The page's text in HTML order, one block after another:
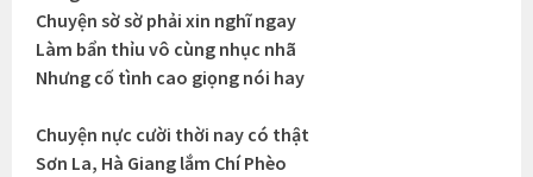
Chuyện sờ sờ phải xin nghĩ ngay
Làm bẩn thỉu vô cùng nhục nhã
Nhưng cố tình cao giọng nói hay
Chuyện nực cười thời nay có thật
Sơn La, Hà Giang lắm Chí Phèo